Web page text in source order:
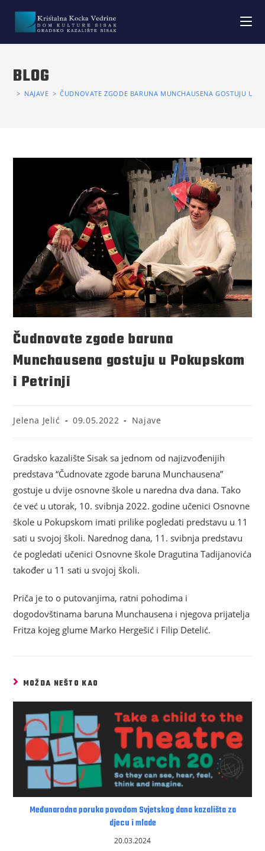
BLOG
> NAJAVE > ČUDNOVATE ZGODE BARUNA MUNCHAUSENA GOSTUJU U
Čudnovate zgode baruna
Munchausena gostuju u Pokupskom
i Petrinji
Jelena Jelić 09.05.2022 Najave
Gradsko kazalište Sisak sa jednom od najizvođenijih
predstava “Čudnovate zgode baruna Munchausena”
gostuje u dvije osnovne škole u naredna dva dana. Tako
će već u utorak, 10. svibnja 2022. godine učenici Osnovne
škole u Pokupskom imati prilike pogledati predstavu u 11
sati u svojoj školi. Narednog dana, 11. svibnja predstavu
će pogledati učenici Osnovne škole Dragutina Tadijanovića
također u 11 sati u svojoj školi.
Priča je to o putovanjima, ratni pohodima i
dogodovštinama baruna Munchausena i njegova prijatelja
Fritza kojeg glume Marko Hergešić i Filip Detelić.
MOŽDA NEŠTO KAO
Međunarodna poruka povodom Svjetskog dana kazališta za
djecu i mlade
20.03.2024